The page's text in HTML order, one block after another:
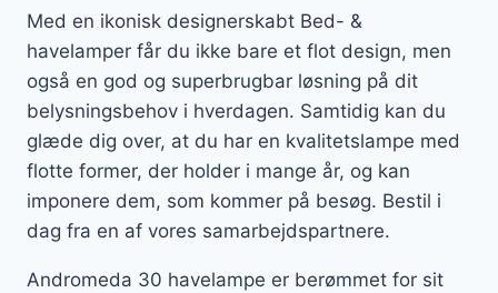
Med en ikonisk designerskabt Bed- &
havelamper får du ikke bare et flot design, men
også en god og superbrugbar løsning på dit
belysningsbehov i hverdagen. Samtidig kan du
glæde dig over, at du har en kvalitetslampe med
flotte former, der holder i mange år, og kan
imponere dem, som kommer på besøg. Bestil i
dag fra en af vores samarbejdspartnere.
Andromeda 30 havelampe er berømmet for sit